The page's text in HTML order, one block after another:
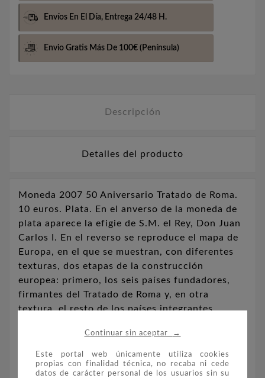
Continuar sin aceptar →
Este portal web únicamente utiliza cookies
propias con finalidad técnica, no recaba ni cede
datos de carácter personal de los usuarios sin su
Envíos En El Día, Entrega 24/48 H.
Envio Gratis Más De 100€ (Península)
Descripción
Detalles del producto
Moneda 2007 50 Aniversario Tratado de Roma.
10 euros. Plata. En el anverso de la moneda de
plata aparece la efigie de S.M. el Rey, Don Juan
Carlos I. En el reverso se reproduce el mapa de
Europa, en el que se muestran, con diferentes
texturas, dos etapas de la construcción
europea: primero, los seis países fundadores,
firmantes del Tratado de Roma y, en otra
textura, el resto de los países integrantes
27 gr. Diámetro: 40 mm. Moneda encapsulada
con certificado de la FNMT, sin caja ni cartón
exterior.